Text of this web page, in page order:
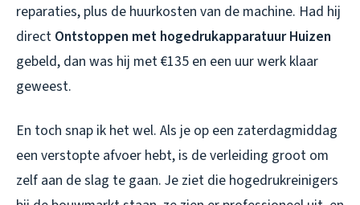
reparaties, plus de huurkosten van de machine. Had hij
direct Ontstoppen met hogedrukapparatuur Huizen
gebeld, dan was hij met €135 en een uur werk klaar
geweest.
En toch snap ik het wel. Als je op een zaterdagmiddag
een verstopte afvoer hebt, is de verleiding groot om
zelf aan de slag te gaan. Je ziet die hogedrukreinigers